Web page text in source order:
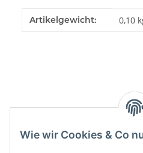
Wie wir Cookies & Co
Produkteigenschaft
Wert
Artikelgewicht: 0,10
Kategorien